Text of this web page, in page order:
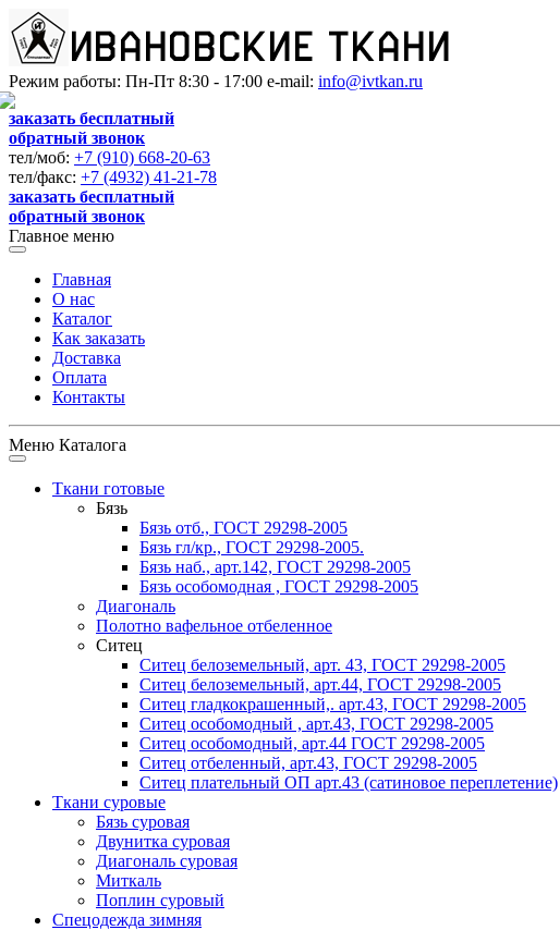
Режим работы: Пн-Пт 8:30 - 17:00 e-mail: info@ivtkan.ru
заказать бесплатный
обратный звонок
тел/моб: +7 (910) 668-20-63
тел/факс: +7 (4932) 41-21-78
заказать бесплатный
обратный звонок
Главное меню
Главная
О нас
Каталог
Как заказать
Доставка
Оплата
Контакты
Меню Каталога
Ткани готовые
Бязь
Бязь отб., ГОСТ 29298-2005
Бязь гл/кр., ГОСТ 29298-2005.
Бязь наб., арт.142, ГОСТ 29298-2005
Бязь особомодная , ГОСТ 29298-2005
Диагональ
Полотно вафельное отбеленное
Ситец
Ситец белоземельный, арт. 43, ГОСТ 29298-2005
Ситец белоземельный, арт.44, ГОСТ 29298-2005
Ситец гладкокрашенный,. арт.43, ГОСТ 29298-2005
Ситец особомодный , арт.43, ГОСТ 29298-2005
Ситец особомодный, арт.44 ГОСТ 29298-2005
Ситец отбеленный, арт.43, ГОСТ 29298-2005
Ситец плательный ОП арт.43 (сатиновое переплетение)
Ткани суровые
Бязь суровая
Двунитка суровая
Диагональ суровая
Миткаль
Поплин суровый
Спецодежда зимняя